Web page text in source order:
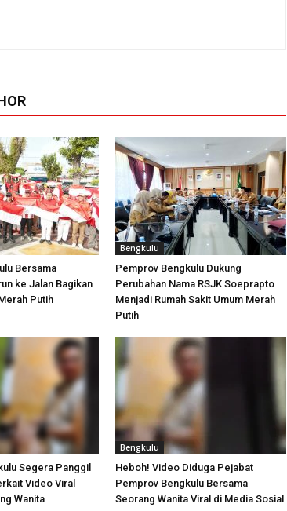
Bersama
ke Jalan Bagikan
Putih
Bengkulu
Pemprov Bengkulu Dukung
Perubahan Nama RSJK Soeprapto
Menjadi Rumah Sakit Umum Merah
Putih
Segera Panggil
Video Viral
Wanita
Bengkulu
Heboh! Video Diduga Pejabat
Pemprov Bengkulu Bersama
Seorang Wanita Viral di Media Sosial